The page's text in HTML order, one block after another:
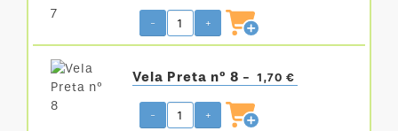
- +
Vela Preta nº 8 - 1,70 €
- +